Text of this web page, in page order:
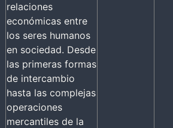
relaciones
económicas entre
los seres humanos
en sociedad. Desde
las primeras formas
de intercambio
hasta las complejas
operaciones
mercantiles de la